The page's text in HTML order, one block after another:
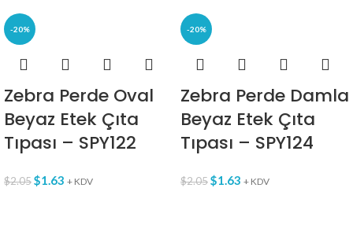
-20%
Zebra Perde Oval
Beyaz Etek Çıta
Tıpası – SPY122
$2.05$1.63 + KDV
-20%
Zebra Perde Damla
Beyaz Etek Çıta
Tıpası – SPY124
$2.05$1.63 + KDV